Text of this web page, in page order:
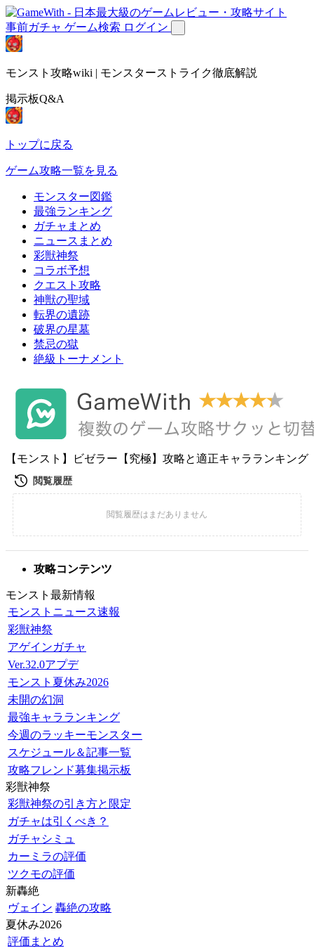
事前ガチャ ゲーム検索 ログイン
モンスト攻略wiki | モンスターストライク徹底解説
掲示板Q&A
トップに戻る
ゲーム攻略一覧を見る
モンスター図鑑
最強ランキング
ガチャまとめ
ニュースまとめ
彩獣神祭
コラボ予想
クエスト攻略
神獣の聖域
転界の遺跡
破界の星墓
禁忌の獄
絶級トーナメント
【モンスト】ビゼラー【究極】攻略と適正キャラランキング
攻略コンテンツ
モンスト最新情報
モンストニュース速報
彩獣神祭
アゲインガチャ
Ver.32.0アプデ
モンスト夏休み2026
未開の幻洞
最強キャラランキング
今週のラッキーモンスター
スケジュール＆記事一覧
攻略フレンド募集掲示板
彩獣神祭
彩獣神祭の引き方と限定
ガチャは引くべき？
ガチャシミュ
カーミラの評価
ツクモの評価
新轟絶
ヴェイン 轟絶の攻略
夏休み2026
評価まとめ